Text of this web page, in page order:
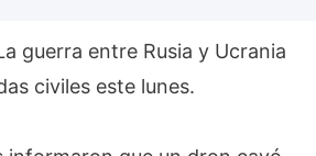
guerra entre Rusia y Ucrania
civiles este lunes.